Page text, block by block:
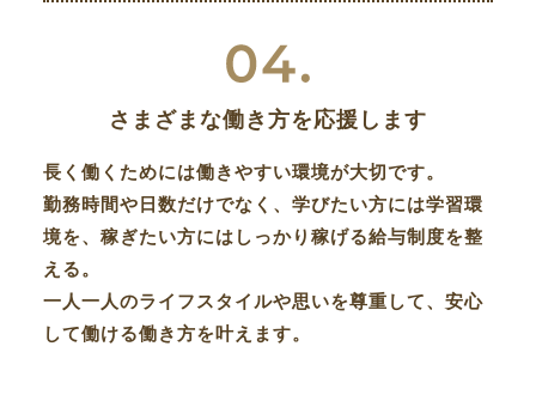
さまざまな働き方を応援します
長く働くためには働きやすい環境が大切です。
勤務時間や日数だけでなく、学びたい方には学習環
境を、稼ぎたい方にはしっかり稼げる給与制度を整
える。
一人一人のライフスタイルや思いを尊重して、安心
して働ける働き方を叶えます。